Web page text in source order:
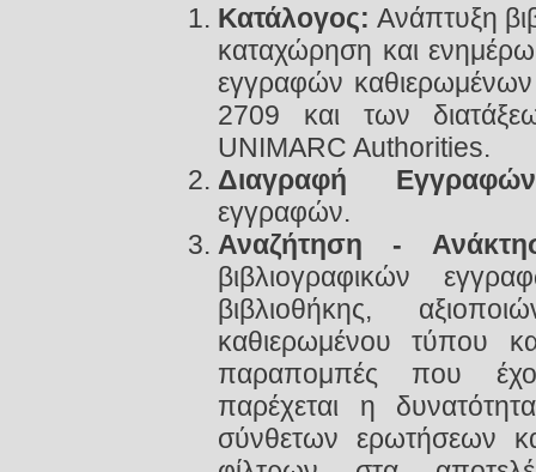
Κατάλογος: Ανάπτυξη
καταχώρηση και
εγγραφών
2709 και των
UNIMARC Authorities.
Διαγραφή Εγγραφών
εγγραφών.
Αναζήτηση -
βιβλιογραφικών
βιβλιοθήκης,
καθιερωμένου τύπου
παραπομπές που
παρέχεται η
σύνθετων ερωτήσεων